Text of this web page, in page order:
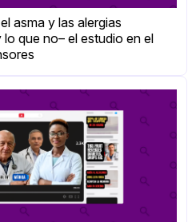
asma y las alergias
que no– el estudio en el